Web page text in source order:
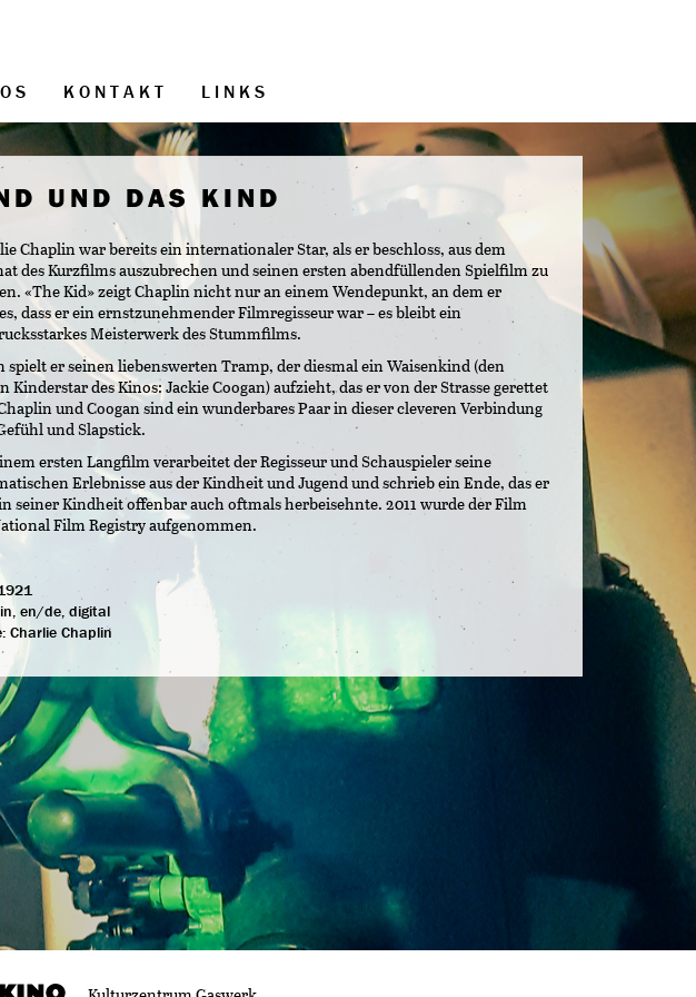
KONTAKT LINKS
UND DAS KIND
Chaplin war bereits ein internationaler Star, als er beschloss, aus dem
des Kurzfilms auszubrechen und seinen ersten abendfüllenden Spielfilm zu
«The Kid» zeigt Chaplin nicht nur an einem Wendepunkt, an dem er
dass er ein ernstzunehmender Filmregisseur war – es bleibt ein
Meisterwerk des Stummfilms.
spielt er seinen liebenswerten Tramp, der diesmal ein Waisenkind (den
Kinderstar des Kinos: Jackie Coogan) aufzieht, das er von der Strasse gerettet
und Coogan sind ein wunderbares Paar in dieser cleveren Verbindung
und Slapstick.
ersten Langfilm verarbeitet der Regisseur und Schauspieler seine
Erlebnisse aus der Kindheit und Jugend und schrieb ein Ende, das er
seiner Kindheit offenbar auch oftmals herbeisehnte. 2011 wurde der Film
Film Registry aufgenommen.
en/de, digital
Charlie Chaplin